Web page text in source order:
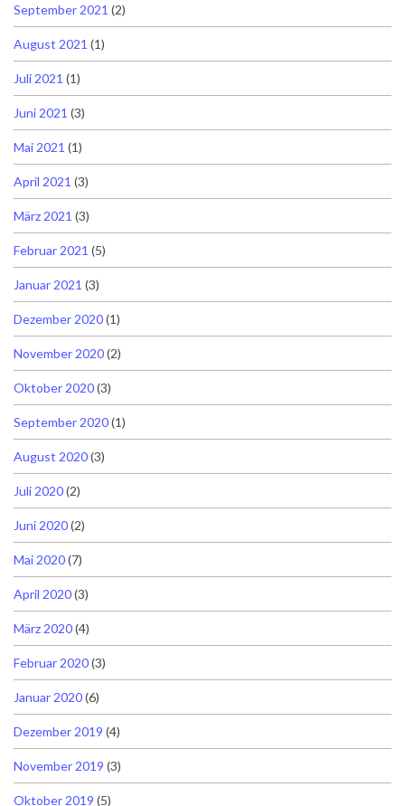
September 2021 (2)
August 2021 (1)
Juli 2021 (1)
Juni 2021 (3)
Mai 2021 (1)
April 2021 (3)
März 2021 (3)
Februar 2021 (5)
Januar 2021 (3)
Dezember 2020(1)
November 2020(2)
Oktober 2020(3)
September 2020(1)
August 2020(3)
Juli 2020(2)
Juni 2020(2)
Mai 2020(7)
April 2020(3)
März 2020(4)
Februar 2020(3)
Januar 2020(6)
Dezember 2019 (4)
November 2019 (3)
Oktober 2019 (5)